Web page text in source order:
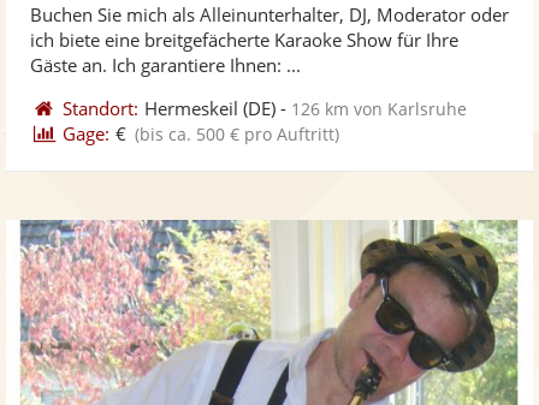
Fotos
5
Buchen Sie mich als Alleinunterhalter, DJ, Moderator oder
ich biete eine breitgefächerte Karaoke Show für Ihre
Gäste an. Ich garantiere Ihnen: ...
Standort: Hermeskeil (DE) - 126 km von Karlsruhe
Gage: € (bis ca. 500 € pro Auftritt)